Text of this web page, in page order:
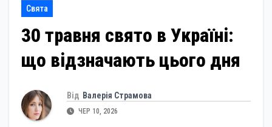
Свята
30 травня свято в Україні:
що відзначають цього дня
Від Валерія Страмова
ЧЕР 10, 2026